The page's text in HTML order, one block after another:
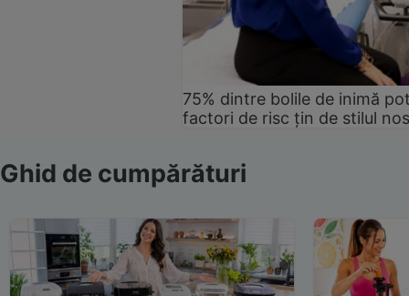
75% dintre bolile de inimă
factori de risc țin de stilul
Ghid de cumpărături